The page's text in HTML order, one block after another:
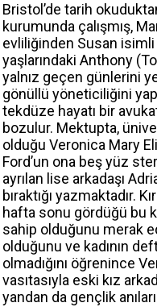
Bristol’de tarih
kurumunda çalışmış,
evliliğinden Susan isimli
yaşlarındaki Anthony
yalnız geçen günlerini
gönüllü yöneticiliğini
tekdüze hayatı bir
bozulur. Mektupta,
olduğu Veronica Mary
Ford’un ona beş yüz
ayrılan lise arkadaşı
bıraktığı yazmaktadır.
hafta sonu gördüğü bu
sahip olduğunu merak
olduğunu ve kadının
olmadığını öğrenince
vasıtasıyla eski kız
yandan da gençlik